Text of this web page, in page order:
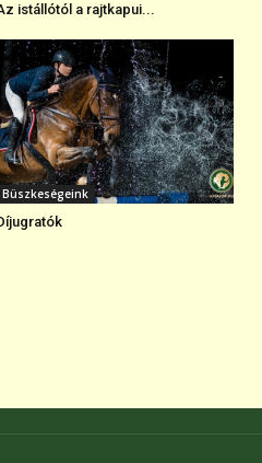
istállótól a rajtkapui...
Büszkeségeink